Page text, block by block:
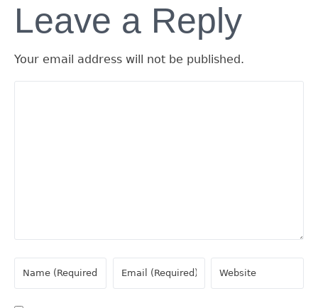
Leave a Reply
Your email address will not be published.